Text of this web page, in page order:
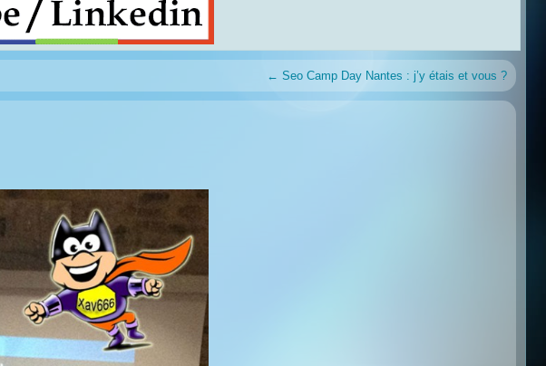
← Seo Camp Day Nantes : j’y étais et vous ?